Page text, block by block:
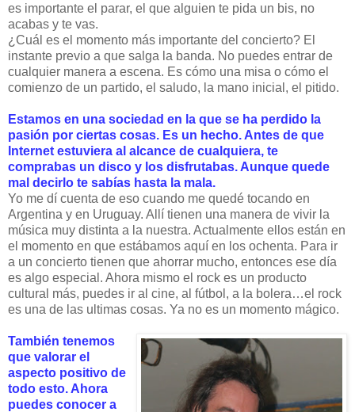
es importante el parar, el que alguien te pida un bis, no
acabas y te vas.
¿Cuál es el momento más importante del concierto? El
instante previo a que salga la banda. No puedes entrar de
cualquier manera a escena. Es cómo una misa o cómo el
comienzo de un partido, el saludo, la mano inicial, el pitido.
Estamos en una sociedad en la que se ha perdido la
pasión por ciertas cosas. Es un hecho. Antes de que
Internet estuviera al alcance de cualquiera, te
comprabas un disco y los disfrutabas. Aunque quede
mal decirlo te sabías hasta la mala.
Yo me dí cuenta de eso cuando me quedé tocando en
Argentina y en Uruguay. Allí tienen una manera de vivir la
música muy distinta a la nuestra. Actualmente ellos están en
el momento en que estábamos aquí en los ochenta. Para ir
a un concierto tienen que ahorrar mucho, entonces ese día
es algo especial. Ahora mismo el rock es un producto
cultural más, puedes ir al cine, al fútbol, a la bolera…el rock
es una de las ultimas cosas. Ya no es un momento mágico.
También tenemos
que valorar el
aspecto positivo de
todo esto. Ahora
puedes conocer a